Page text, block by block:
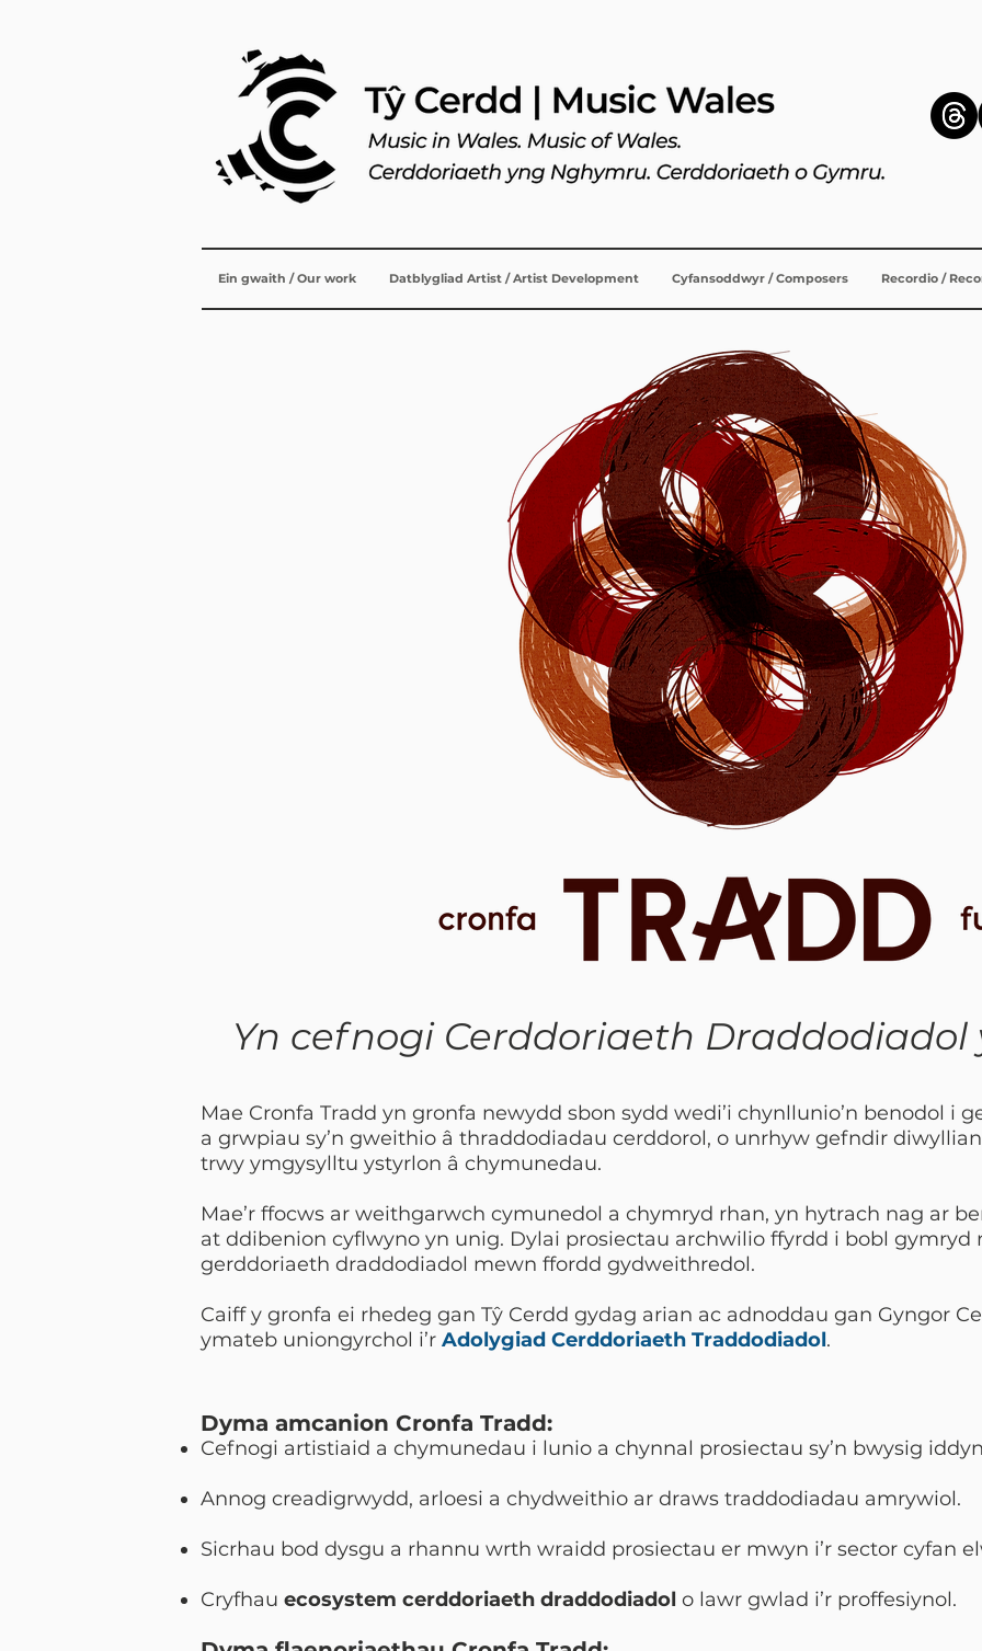
Ein gwaith / Our work Datblygliad Artist / Artist Development Cyfansoddwyr / Composers Recordio /
Yn cefnogi Cerddoriaeth
Mae Cronfa Tradd yn gronfa newydd sbon sydd wedi’i chynllunio’n benodol i
a grwpiau sy’n gweithio â thraddodiadau cerddorol, o unrhyw gefndir
trwy ymgysylltu ystyrlon â chymunedau.
Mae’r ffocws ar weithgarwch cymunedol a chymryd rhan, yn hytrach nag ar
at ddibenion cyflwyno yn unig. Dylai prosiectau archwilio ffyrdd i bobl gymryd
gerddoriaeth draddodiadol mewn ffordd gydweithredol.
Caiff y gronfa ei rhedeg gan Tŷ Cerdd gydag arian ac adnoddau gan Gyngor
ymateb uniongyrchol i’r Adolygiad Cerddoriaeth Traddodiadol.
Dyma amcanion Cronfa Tradd:
Cefnogi artistiaid a chymunedau i lunio a chynnal prosiectau sy’n bwysig
Annog creadigrwydd, arloesi a chydweithio ar draws traddodiadau amrywiol.
Sicrhau bod dysgu a rhannu wrth wraidd prosiectau er mwyn i’r sector cyfan
Cryfhau ecosystem cerddoriaeth draddodiadol o lawr gwlad i’r proffesiynol.